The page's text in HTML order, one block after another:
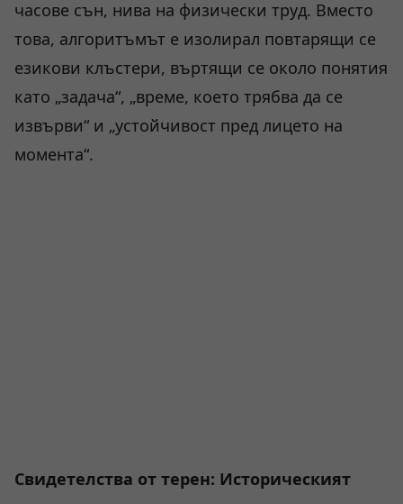
часове сън, нива на физически труд. Вместо
това, алгоритъмът е изолирал повтарящи се
езикови клъстери, въртящи се около понятия
като „задача“, „време, което трябва да се
извърви“ и „устойчивост пред лицето на
момента“.
Свидетелства от терен: Историческият